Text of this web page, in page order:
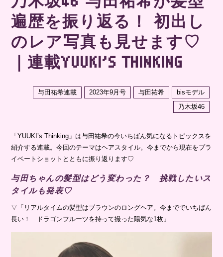
遍歴を振り返る！ 初出し
のレア写真も見せます♡
｜連載YUUKI’S THINKING
与田祐希連載 2023年9月号 与田祐希
bisモデル
乃木坂46
「YUUKI’s Thinking」は与田祐希の今いちばん気になるトピックスを
紹介する連載。今回のテーマはヘアスタイル。今までから現在をプラ
イベートショットとともに振り返ります♡
与田ちゃんの髪型はどう変わった？ 挑戦したいス
タイルも発表♡
▽「リアルタイムの髪型はブラウンのロングヘア。今まででいちばん
長い！ ドラゴンフルーツを持って撮った陽気な1枚」